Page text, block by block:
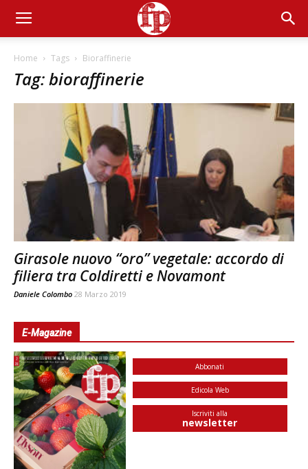
Home Tags Bioraffinerie
Tag: bioraffinerie
Girasole nuovo “oro” vegetale: accordo di
filiera tra Coldiretti e Novamont
Daniele Colombo 28 Marzo 2019
E-Magazine
Abbonati
Edicola Web
Iscriviti alla
newsletter